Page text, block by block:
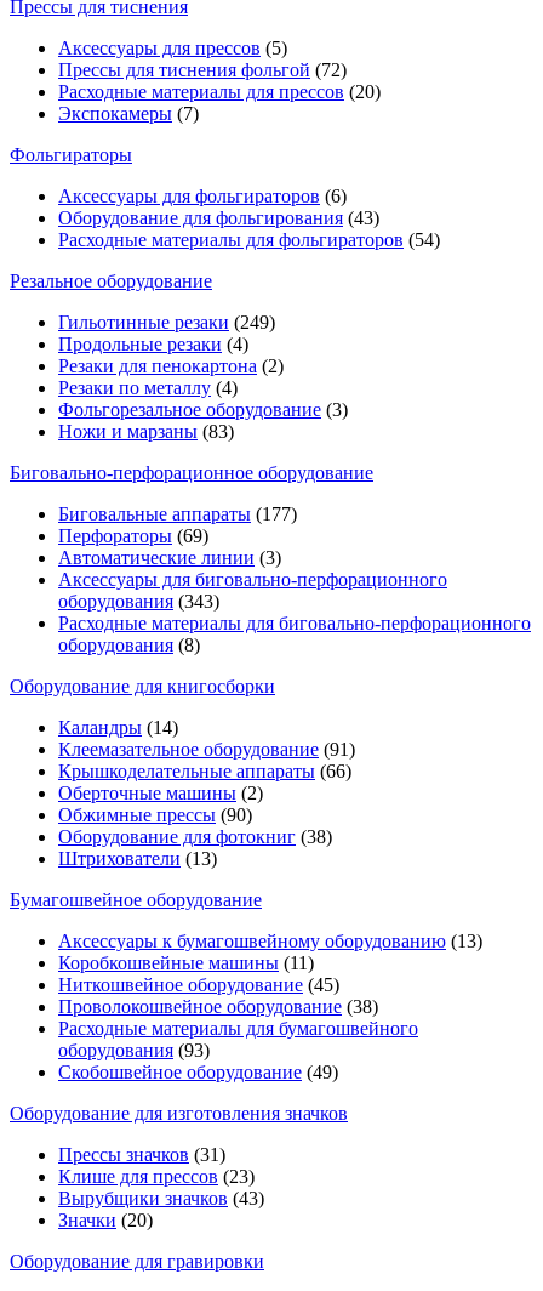
Прессы для тиснения
Аксессуары для прессов (5)
Прессы для тиснения фольгой (72)
Расходные материалы для прессов (20)
Экспокамеры (7)
Фольгираторы
Аксессуары для фольгираторов (6)
Оборудование для фольгирования (43)
Расходные материалы для фольгираторов (54)
Резальное оборудование
Гильотинные резаки (249)
Продольные резаки (4)
Резаки для пенокартона (2)
Резаки по металлу (4)
Фольгорезальное оборудование (3)
Ножи и марзаны (83)
Биговально-перфорационное оборудование
Биговальные аппараты (177)
Перфораторы (69)
Автоматические линии (3)
Аксессуары для биговально-перфорационного
оборудования (343)
Расходные материалы для биговально-перфорационного
оборудования (8)
Оборудование для книгосборки
Каландры (14)
Клеемазательное оборудование (91)
Крышкоделательные аппараты (66)
Оберточные машины (2)
Обжимные прессы (90)
Оборудование для фотокниг (38)
Штрихователи (13)
Бумагошвейное оборудование
Аксессуары к бумагошвейному оборудованию (13)
Коробкошвейные машины (11)
Ниткошвейное оборудование (45)
Проволокошвейное оборудование (38)
Расходные материалы для бумагошвейного
оборудования (93)
Скобошвейное оборудование (49)
Оборудование для изготовления значков
Прессы значков (31)
Клише для прессов (23)
Вырубщики значков (43)
Значки (20)
Оборудование для гравировки